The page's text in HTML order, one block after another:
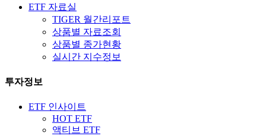
ETF 자료실
TIGER 월간리포트
상품별 자료조회
상품별 종가현황
실시간 지수정보
투자정보
ETF 인사이트
HOT ETF
액티브 ETF